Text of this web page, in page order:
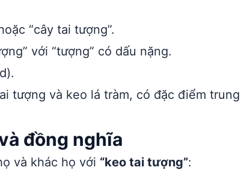
“cây tai tượng”.
với “tượng” có dấu nặng.
tượng và keo lá tràm, có đặc điểm trung
đồng nghĩa
và khác họ với “keo tai tượng”: